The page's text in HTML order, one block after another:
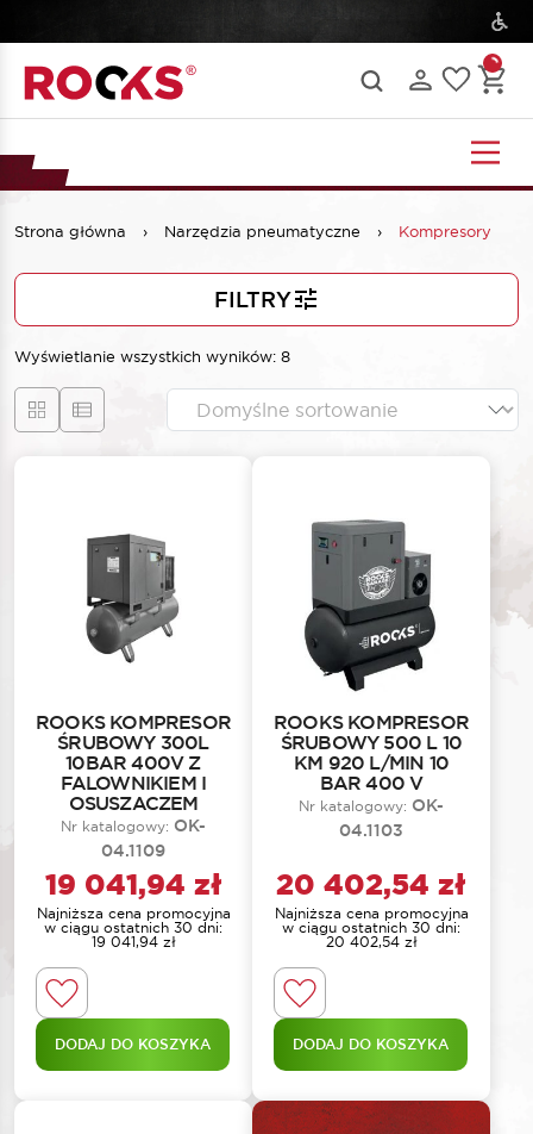
Strona główna › Narzędzia pneumatyczne › Kompresory
FILTRY
Wyświetlanie wszystkich wyników: 8
ROOKS KOMPRESOR
ŚRUBOWY 300L
10BAR 400V Z
FALOWNIKIEM I
OSUSZACZEM
Nr katalogowy: OK-
04.1109
19 041,94 zł
Najniższa cena promocyjna
w ciągu ostatnich 30 dni:
19 041,94 zł
DODAJ DO KOSZYKA
ROOKS KOMPRESOR
ŚRUBOWY 500 L 10
KM 920 L/MIN 10
BAR 400 V
Nr katalogowy: OK-
04.1103
20 402,54 zł
Najniższa cena promocyjna
w ciągu ostatnich 30 dni:
20 402,54 zł
DODAJ DO KOSZYKA